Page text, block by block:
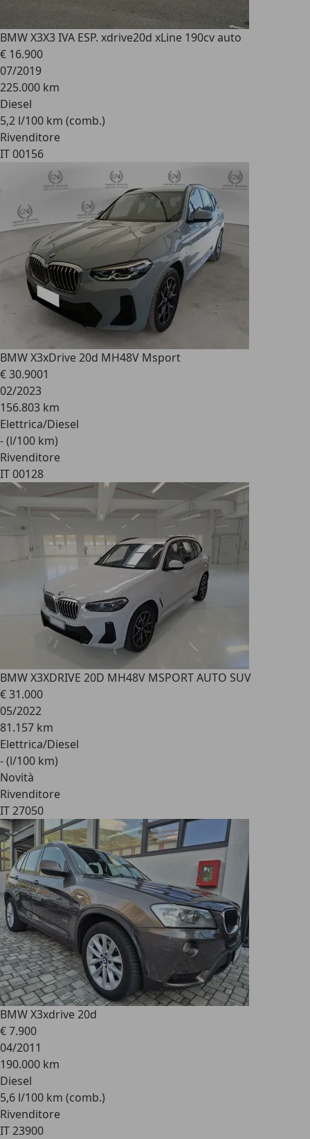
BMW X3X3 IVA ESP. xdrive20d xLine 190cv auto
€ 16.900
07/2019
225.000 km
Diesel
5,2 l/100 km (comb.)
Rivenditore
IT 00156
BMW X3xDrive 20d MH48V Msport
€ 30.9001
02/2023
156.803 km
Elettrica/Diesel
- (l/100 km)
Rivenditore
IT 00128
BMW X3XDRIVE 20D MH48V MSPORT AUTO SUV
€ 31.000
05/2022
81.157 km
Elettrica/Diesel
- (l/100 km)
Novità
Rivenditore
IT 27050
BMW X3xdrive 20d
€ 7.900
04/2011
190.000 km
Diesel
5,6 l/100 km (comb.)
Rivenditore
IT 23900